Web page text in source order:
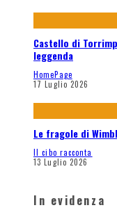
Castello di
leggenda
HomePage
17 Luglio 2026
Le fragole di
Il cibo racconta
13 Luglio 2026
In evidenza